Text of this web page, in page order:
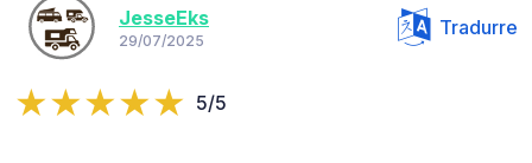
JesseEks
29/07/2025
Tradurre
5/5